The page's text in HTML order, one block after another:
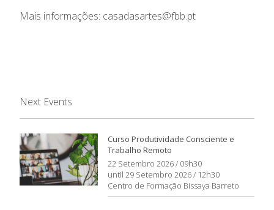
Mais informações: casadasartes@fbb.pt
Next Events
Curso Produtividade Consciente e
Trabalho Remoto
22 Setembro 2026 / 09h30
until 29 Setembro 2026 / 12h30
Centro de Formação Bissaya Barreto